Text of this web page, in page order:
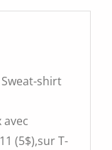
shirt
(5$),sur T-